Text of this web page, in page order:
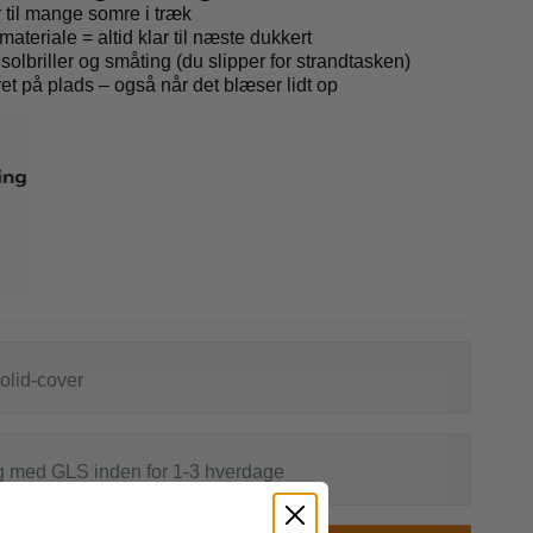
til mange somre i træk
= altid klar til næste dukkert
og småting (du slipper for strandtasken)
på plads – også når det blæser lidt op
cover
med GLS inden for 1-3 hverdage